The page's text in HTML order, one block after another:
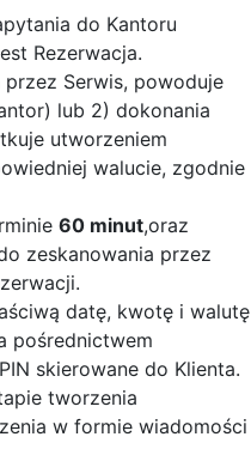
do Kantoru
Rezerwacja.
Serwis, powoduje
lub 2) dokonania
utworzeniem
walucie, zgodnie
60 minut,oraz
zeskanowania przez
datę, kwotę i walutę
pośrednictwem
skierowane do Klienta.
tworzenia
w formie wiadomości